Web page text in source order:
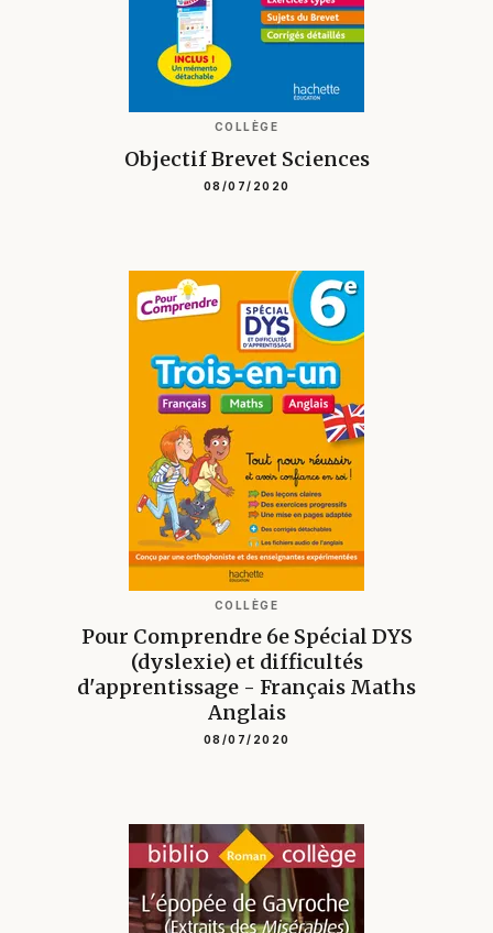
COLLÈGE
Objectif Brevet Sciences
08/07/2020
COLLÈGE
Pour Comprendre 6e Spécial DYS
(dyslexie) et difficultés
d'apprentissage - Français Maths
Anglais
08/07/2020